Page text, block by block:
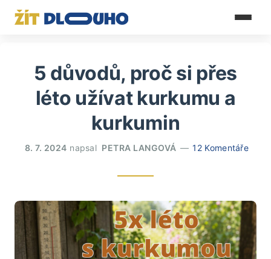
5 důvodů, proč si přes
léto užívat kurkumu a
kurkumin
8. 7. 2024 napsal PETRA LANGOVÁ 12 Komentáře